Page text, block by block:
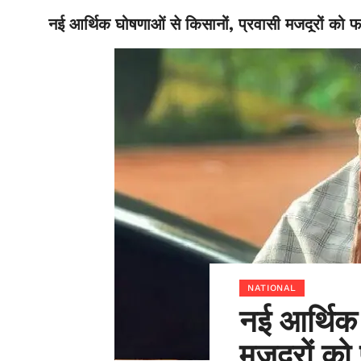
BIHAR
नई आर्थिक घोषणाओं से किसानों, प्रवासी मजदूरों को
NATIONAL
नई आर्थिक